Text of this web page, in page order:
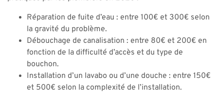
Réparation de fuite d’eau : entre 100€ et 300€ selon
la gravité du problème.
Débouchage de canalisation : entre 80€ et 200€ en
fonction de la difficulté d’accès et du type de
bouchon.
Installation d’un lavabo ou d’une douche : entre 150€
et 500€ selon la complexité de l’installation.